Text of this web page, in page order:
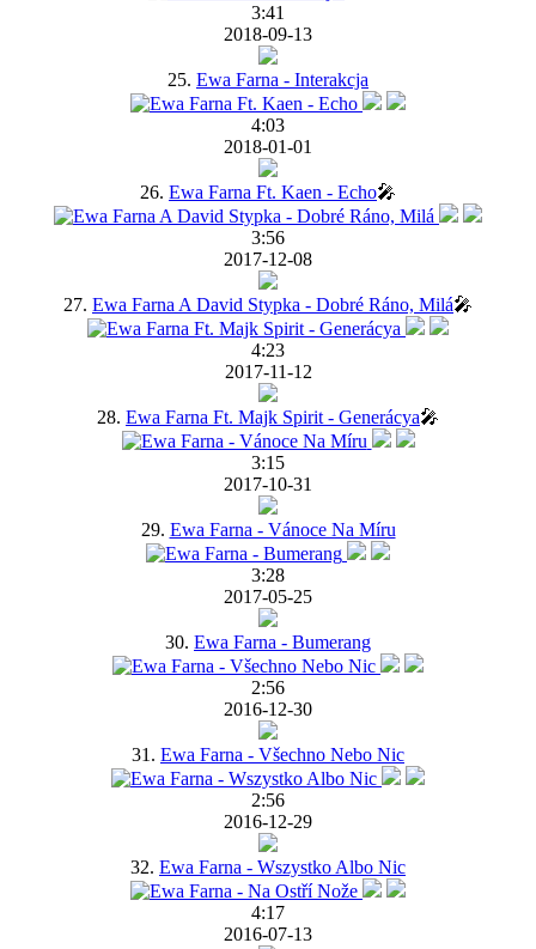
3:41
2018-09-13
25. Ewa Farna - Interakcja
4:03
2018-01-01
26. Ewa Farna Ft. Kaen - Echo🎤
3:56
2017-12-08
27. Ewa Farna A David Stypka - Dobré Ráno, Milá🎤
4:23
2017-11-12
28. Ewa Farna Ft. Majk Spirit - Generácya🎤
3:15
2017-10-31
29. Ewa Farna - Vánoce Na Míru
3:28
2017-05-25
30. Ewa Farna - Bumerang
2:56
2016-12-30
31. Ewa Farna - Všechno Nebo Nic
2:56
2016-12-29
32. Ewa Farna - Wszystko Albo Nic
4:17
2016-07-13